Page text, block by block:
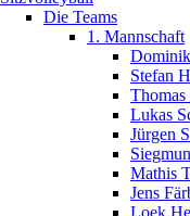
Die Teams
1. Mannschaft
Stefan
Thomas
Lukas
Jürgen
Mathis
Jens
Loek